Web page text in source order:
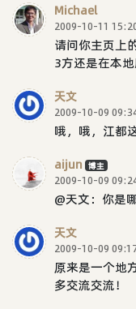
Michael
2009-10-11
请问你主页上
3方还是在本
天文
2009-10-09
哦，哦，江都
aijun 博主
2009-10-09
@天文：你是
天文
2009-10-09
原来是一个地
多交流交流！